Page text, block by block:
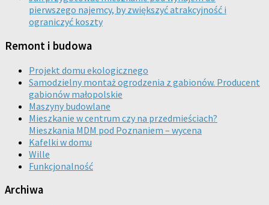
pierwszego najemcy, by zwiększyć atrakcyjność i
ograniczyć koszty
Remont i budowa
Projekt domu ekologicznego
Samodzielny montaż ogrodzenia z gabionów. Producent
gabionów małopolskie
Maszyny budowlane
Mieszkanie w centrum czy na przedmieściach?
Mieszkania MDM pod Poznaniem – wycena
Kafelki w domu
Wille
Funkcjonalność
Archiwa